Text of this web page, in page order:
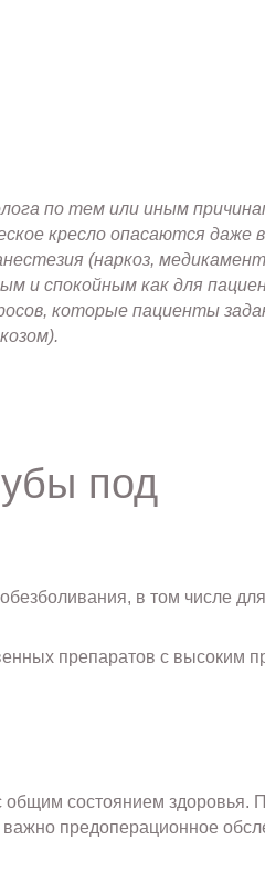
по тем или иным
кресло опасаются даже
(наркоз,
и спокойным как для
которые пациенты
под
в том числе для
препаратов с высоким
состоянием здоровья.
предоперационное